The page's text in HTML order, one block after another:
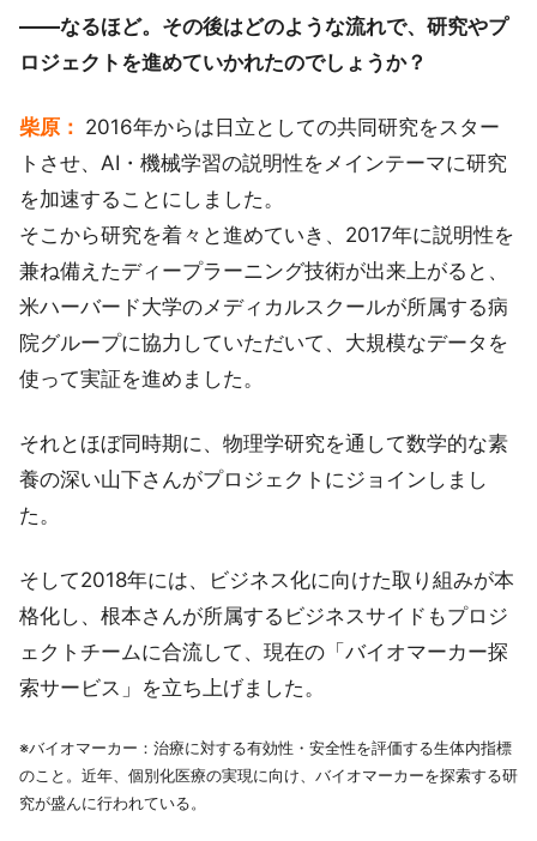
――なるほど。その後はどのような流れで、研究やプ
ロジェクトを進めていかれたのでしょうか？
柴原： 2016年からは日立としての共同研究をスター
トさせ、AI・機械学習の説明性をメインテーマに研究
を加速することにしました。
そこから研究を着々と進めていき、2017年に説明性を
兼ね備えたディープラーニング技術が出来上がると、
米ハーバード大学のメディカルスクールが所属する病
院グループに協力していただいて、大規模なデータを
使って実証を進めました。
それとほぼ同時期に、物理学研究を通して数学的な素
養の深い山下さんがプロジェクトにジョインしまし
た。
そして2018年には、ビジネス化に向けた取り組みが本
格化し、根本さんが所属するビジネスサイドもプロジ
ェクトチームに合流して、現在の「バイオマーカー探
索サービス」を立ち上げました。
※バイオマーカー：治療に対する有効性・安全性を評価する生体内指標
のこと。近年、個別化医療の実現に向け、バイオマーカーを探索する研
究が盛んに行われている。